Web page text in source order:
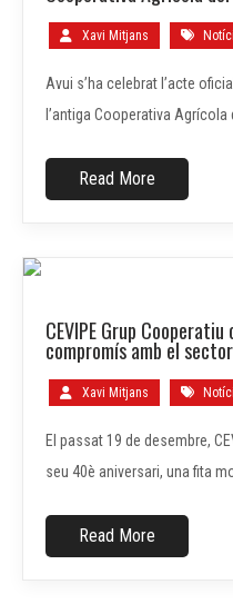
Xavi Mitjans
Avui s’ha celebrat l’acte
l’antiga Cooperativa Agrícola
Read More
CEVIPE Grup
compromís amb el
Xavi Mitjans
El passat 19 de desembre,
seu 40è aniversari, una fita
Read More